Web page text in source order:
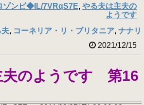
ゾンビ◆IL/7VRqS7E, やる夫は主夫の
ようです
夫, コーネリア・リ・ブリタニア, ナナリ
2021/12/15
夫のようです 第16